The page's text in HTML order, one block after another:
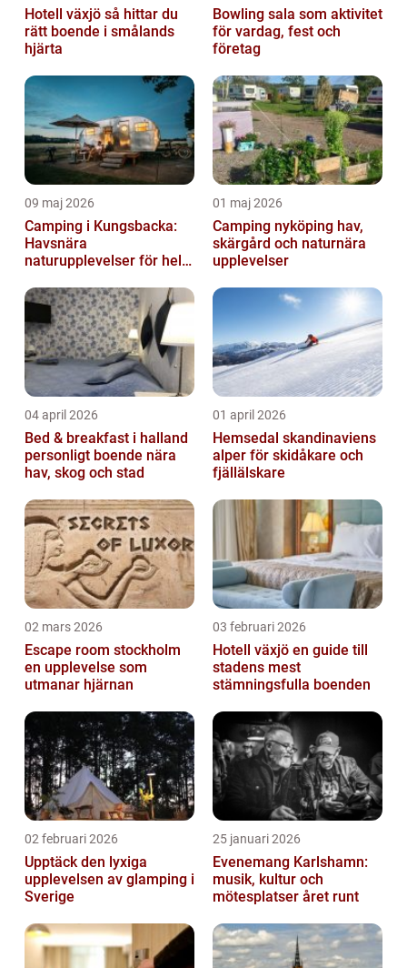
Hotell växjö så hittar du
rätt boende i smålands
hjärta
Bowling sala som aktivitet
för vardag, fest och
företag
09 maj 2026
Camping i Kungsbacka:
Havsnära
naturupplevelser för hela
01 maj 2026
Camping nyköping hav,
skärgård och naturnära
upplevelser
04 april 2026
Bed & breakfast i halland
personligt boende nära
hav, skog och stad
01 april 2026
Hemsedal skandinaviens
alper för skidåkare och
fjällälskare
02 mars 2026
Escape room stockholm
en upplevelse som
utmanar hjärnan
03 februari 2026
Hotell växjö en guide till
stadens mest
stämningsfulla boenden
02 februari 2026
Upptäck den lyxiga
upplevelsen av glamping i
Sverige
25 januari 2026
Evenemang Karlshamn:
musik, kultur och
mötesplatser året runt